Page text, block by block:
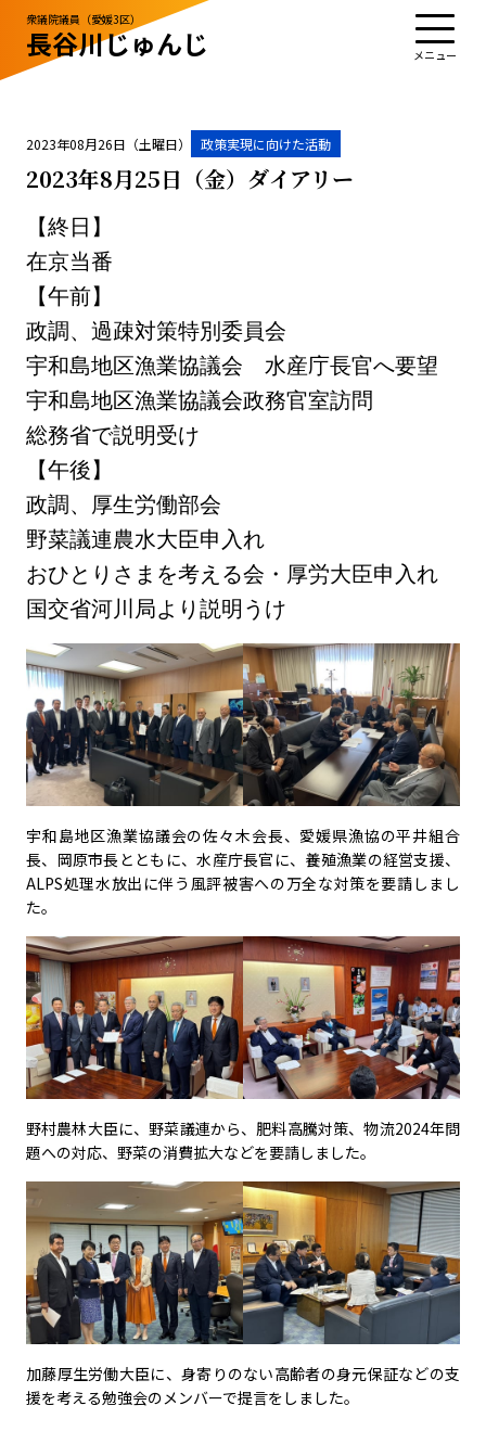
衆議院議員（愛媛3区）
長谷川じゅんじ
TOPプロフィール活動・実績
政治姿勢お知らせ応援するお問い合わせ
お知らせ
お問い合わせ
サイトポリシー
2023年08月26日（土曜日） 政策実現に向けた活動
2023年8月25日（金）ダイアリー
【終日】
在京当番
【午前】
政調、過疎対策特別委員会
宇和島地区漁業協議会 水産庁長官へ要望
宇和島地区漁業協議会政務官室訪問
総務省で説明受け
【午後】
政調、厚生労働部会
野菜議連農水大臣申入れ
おひとりさまを考える会・厚労大臣申入れ
国交省河川局より説明うけ
宇和島地区漁業協議会の佐々木会長、愛媛県漁協の平井組合
長、岡原市長とともに、水産庁長官に、養殖漁業の経営支援、
ALPS処理水放出に伴う風評被害への万全な対策を要請しまし
た。
野村農林大臣に、野菜議連から、肥料高騰対策、物流2024年問
題への対応、野菜の消費拡大などを要請しました。
加藤厚生労働大臣に、身寄りのない高齢者の身元保証などの支
援を考える勉強会のメンバーで提言をしました。